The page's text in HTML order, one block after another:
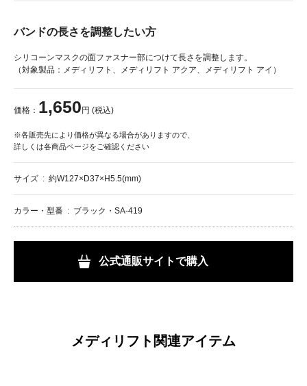
メディリフト関連アイテム
バンドの長さを調整したい方
シリコーンマスクの面ファスナー部につけて長さを調整します。
（対象製品：メディリフト、メディリフト アクア、メディリフト アイ）
価格： 1,650 円 (税込)
※各販売先により価格が異なる場合がありますので、
詳しくは各商品ページをご確認ください
サイズ 約W127×D37×H5.5(mm)
カラー・型番 ブラック・SA-419
公式通販サイトで購入